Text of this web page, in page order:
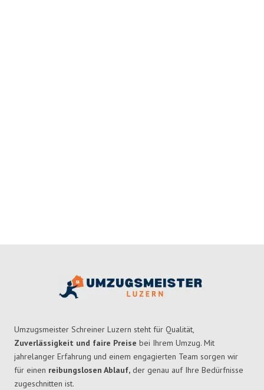
Umzugsmeister Schreiner Luzern steht für Qualität,
Zuverlässigkeit und faire Preise bei Ihrem Umzug. Mit
jahrelanger Erfahrung und einem engagierten Team sorgen wir
für einen reibungslosen Ablauf, der genau auf Ihre Bedürfnisse
zugeschnitten ist.